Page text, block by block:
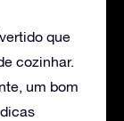
que
cozinhar.
um bom